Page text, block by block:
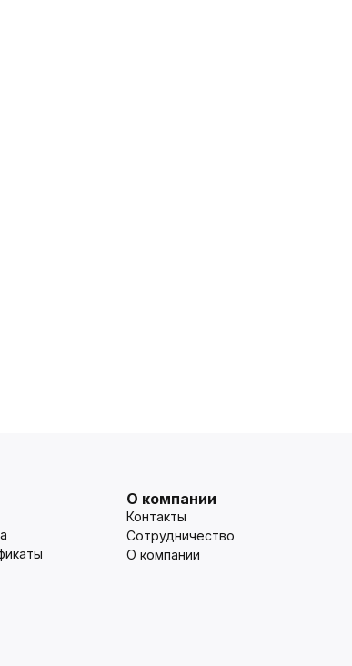
О компании
Контакты
Сотрудничество
О компании